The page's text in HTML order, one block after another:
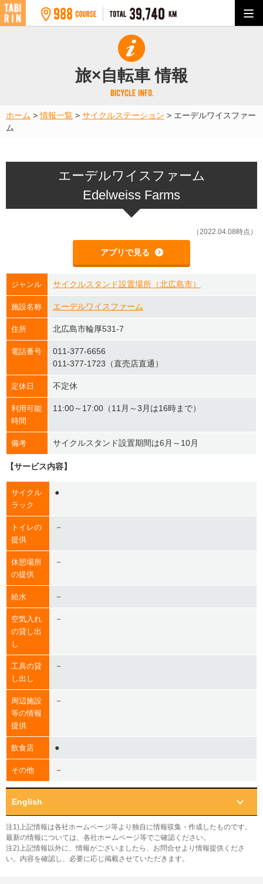
旅×自転車 情報
ホーム >情報一覧 > サイクルステーション > エーデルワイスファー
ム
エーデルワイスファーム
Edelweiss Farms
（2022.04.08時点）
アプリで見る
ジャンル サイクルスタンド設置場所（北広島市）
施設名称 エーデルワイスファーム
住所 北広島市輪厚531-7
電話番号
011-377-6656
011-377-1723（直売店直通）
定休日 不定休
利用可能
時間
11:00～17:00（11月～3月は16時まで）
備考 サイクルスタンド設置期間は6月～10月
【サービス内容】
サイクル
ラック
●
トイレの
提供
－
休憩場所
の提供
－
給水 －
空気入れ
の貸し出
し
－
工具の貸
し出し
－
周辺施設
等の情報
提供
－
飲食店 ●
その他 －
English
注1)上記情報は各社ホームページ等より独自に情報収集・作成したものです。
最新の情報については、各社ホームページ等でご確認ください。
注2)上記情報以外に、情報がございましたら、お問合せより情報提供くださ
い。内容を確認し、必要に応じ掲載させていただきます。